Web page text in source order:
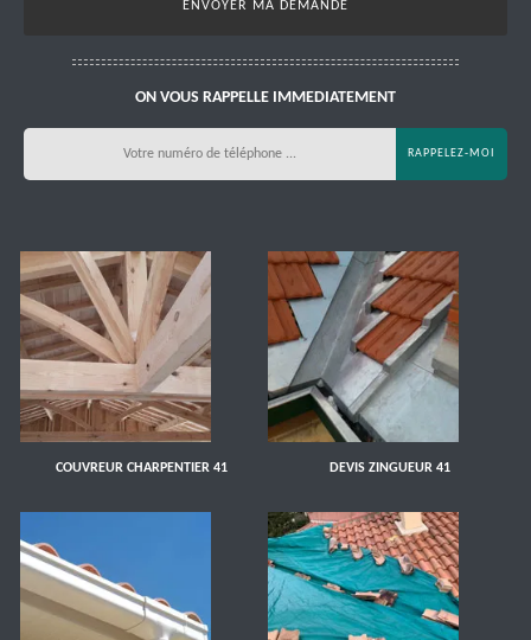
ON VOUS RAPPELLE IMMEDIATEMENT
COUVREUR CHARPENTIER 41 DEVIS ZINGUEUR 41